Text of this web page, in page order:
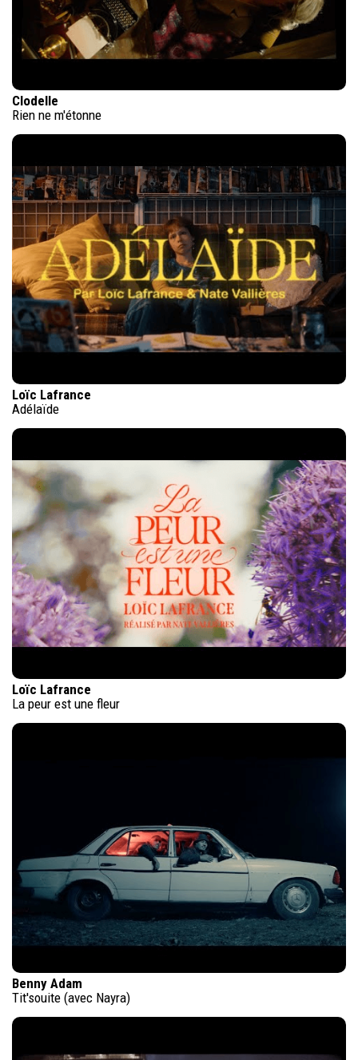
Clodelle
Rien ne m'étonne
Loïc Lafrance
Adélaïde
Loïc Lafrance
La peur est une fleur
Benny Adam
Tit'souite (avec Nayra)